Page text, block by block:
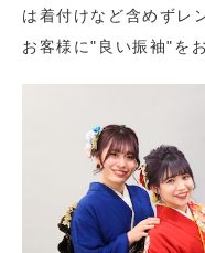
は着付けなど含めずレ
お客様に"良い振袖"を